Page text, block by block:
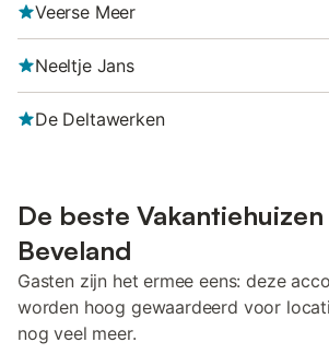
Veerse Meer
Neeltje Jans
De Deltawerken
De beste
Beveland
Gasten zijn het ermee eens: deze
worden hoog gewaardeerd voor
nog veel meer.